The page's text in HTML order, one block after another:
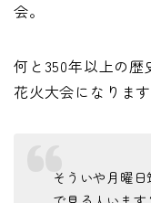
会。
何と350年以上の歴
花火大会になります
そういや月曜